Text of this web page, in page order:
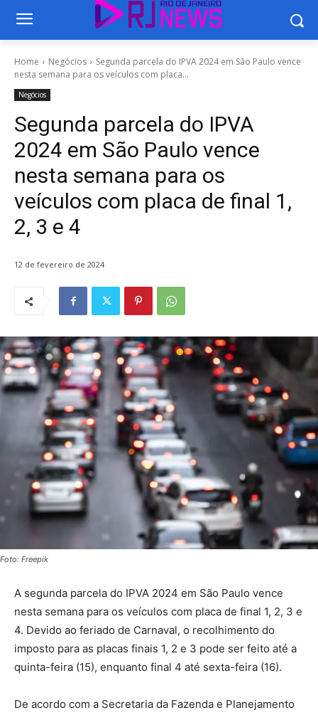
Home Negócios
Segunda parcela do IPVA 2024 em São Paulo vence
nesta semana para os veículos com placa...
Negócios
Segunda parcela do IPVA
2024 em São Paulo vence
nesta semana para os
veículos com placa de final 1,
2, 3 e 4
12 de fevereiro de 2024
Foto: Freepik
A segunda parcela do IPVA 2024 em São Paulo vence
nesta semana para os veículos com placa de final 1, 2, 3 e
4. Devido ao feriado de Carnaval, o recolhimento do
imposto para as placas finais 1, 2 e 3 pode ser feito até a
quinta-feira (15), enquanto final 4 até sexta-feira (16).
De acordo com a Secretaria da Fazenda e Planejamento